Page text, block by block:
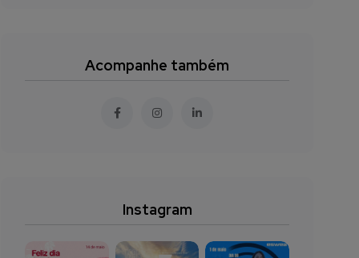
Acompanhe também
Instagram